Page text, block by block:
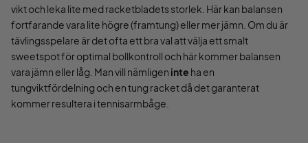
vikt och leka lite med racketbladets storlek. Här kan balansen
fortfarande vara lite högre (framtung) eller mer jämn. Om du är
tävlingsspelare är det ofta ett bra val att välja ett smalt
sweetspot för optimal bollkontroll och här kommer balansen
vara jämn eller låg. Man vill nämligen inte ha en
tungviktfördelning och en tung racket då det garanterat
kommer resultera i tennisarmbåge.